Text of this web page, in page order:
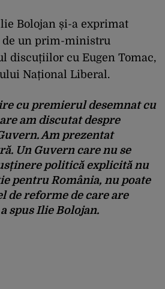
Bolojan și-a exprimat
de un prim-ministru
discuțiilor cu Eugen Tomac,
Național Liberal.
cu premierul desemnat cu
am discutat despre
Am prezentat
Un Guvern care nu se
politică explicită nu
pentru România, nu poate
de reforme de care are
spus Ilie Bolojan.